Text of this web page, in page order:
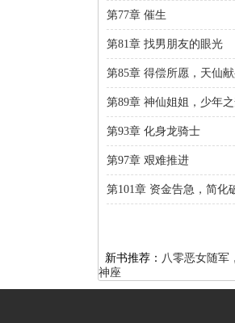
第77章 催生
第81章 找男朋友的眼光
第85章 得偿所愿，天仙
第89章 神仙姐姐，少年
第93章 化身龙骑士
第97章 艰难推进
第101章 资金告急，简化
新书推荐： 八零恶女随军
神座